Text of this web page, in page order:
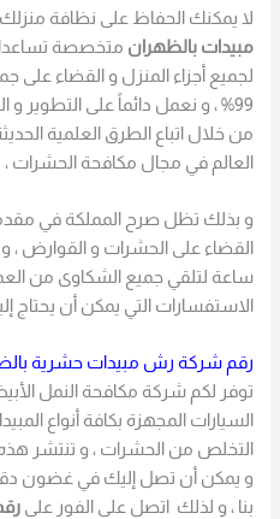
لا يمكنك الحفاظ على نظافة
مبيدات بالظهران متخصصة تساعدك
لجميع أجزاء المنزل و القضاء على
99% ، و نعمل دائماً على التطوير
من خلال اتباع الطرق العلمية
العالم في مجال مكافحة الحشرات ،
و بذلك تظل صرح المملكة في
ساعة لتلقي جميع الشكاوى من
الاستفسارات التي يمكن أن يحتاج
رقم شركة رش مبيدات حشرية
توفر لكم شركة مكافحة النمل
السيارات المجهزة بكافة أنواع
التخلص من الحشرات ، و تنتشر هذه
و يمكن أن تصل إليك في غضون
بنا ، و لذلك اتصل على الفور على